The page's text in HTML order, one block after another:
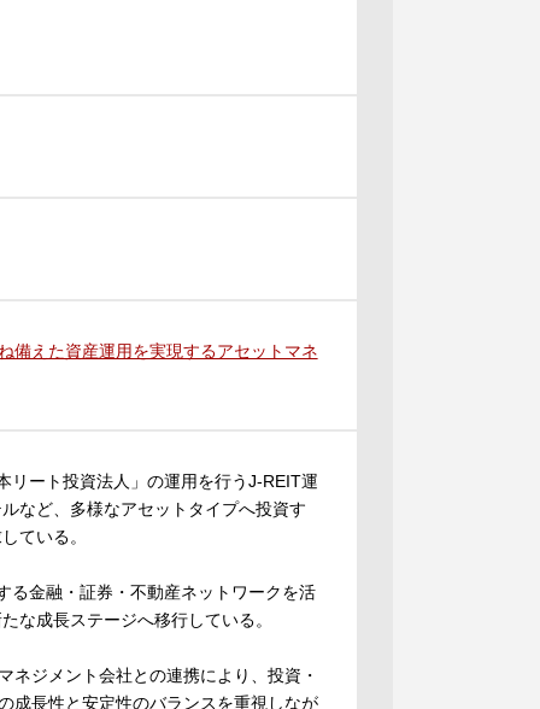
備えた資産運用を実現するアセットマネ
リート投資法人」の運用を行うJ-REIT運
など、多様なアセットタイプへ投資す
ている。
る金融・証券・不動産ネットワークを活
な成長ステージへ移行している。
ネジメント会社との連携により、投資・
成長性と安定性のバランスを重視しなが